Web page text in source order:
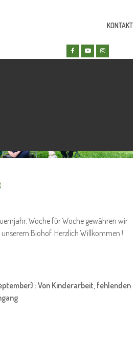
KONTAKT
Woche für Woche gewähren wir
Biohof. Herzlich Willkommen !
: Von Kinderarbeit, fehlenden